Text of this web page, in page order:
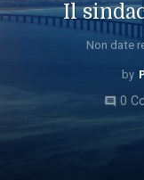
Il
Non date
comment0